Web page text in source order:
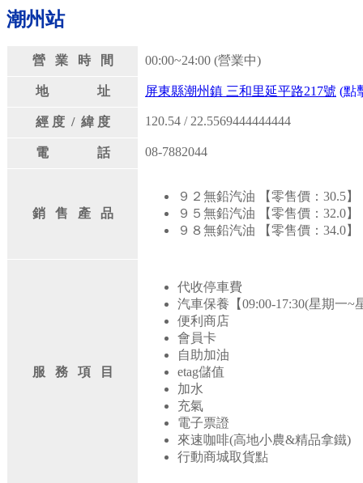
潮州站
營 業 時 間 00:00~24:00 (營業中)
地 址 屏東縣潮州鎮 三和里延平路217號 (點
經 度 / 緯 度 120.54 / 22.5569444444444
電 話 08-7882044
銷 售 產 品
９２無鉛汽油 【零售價：30.5】
９５無鉛汽油 【零售價：32.0】
９８無鉛汽油 【零售價：34.0】
服 務 項 目
代收停車費
汽車保養【09:00-17:30(星期一~
便利商店
會員卡
自助加油
etag儲值
加水
充氣
電子票證
來速咖啡(高地小農&精品拿鐵)
行動商城取貨點